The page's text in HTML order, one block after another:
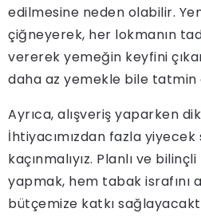
edilmesine neden olabilir.
çiğneyerek, her lokmanın
vererek yemeğin keyfini
daha az yemekle bile tatmin
Ayrıca, alışveriş yaparken
İhtiyacımızdan fazla
kaçınmalıyız. Planlı ve
yapmak, hem tabak israfını
bütçemize katkı